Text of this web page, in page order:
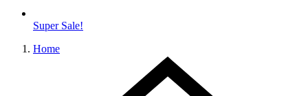
Super Sale!
Home